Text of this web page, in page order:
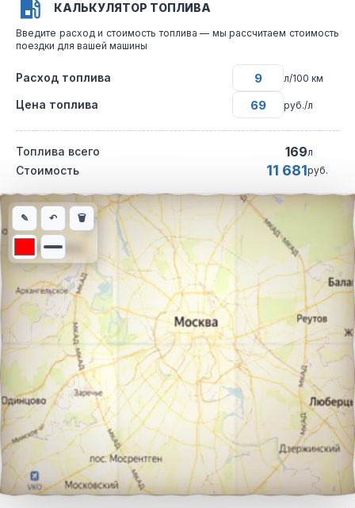
КАЛЬКУЛЯТОР ТОПЛИВА
Введите расход и стоимость топлива — мы рассчитаем стоимость
поездки для вашей машины
Расход топлива л/100 км
Цена топлива руб./л
Топлива всего 169л
Стоимость 11 681руб.
Интерактивная карта автомобильного маршрута из города
✎ ↶ 🗑